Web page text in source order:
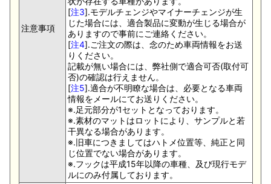
注意事項
[注3].モデルチェンジやマイナーチェンジが生
じた場合には、適合製品に変動が生じる場合が
ありますので事前にご連絡ください。
[注4].ご注文の際は、念のため車両情報をお送
りください。
記載が無い場合には、弊社側で適合可否(取付可
否)の確認は行えません。
[注5].適合が不明瞭な場合は、必要となる車両
情報をメールにてお送りください。
※.足元部分が1セットとなっております。
※.素材のマットはロットにより、サンプルと若
干異なる場合があります。
※.旧車につきましてはハトメ位置等、純正と同
じ位置でない場合があります。
※.フックは平成15年以降の車種、及び現行モデ
ルにのみ付属しております。